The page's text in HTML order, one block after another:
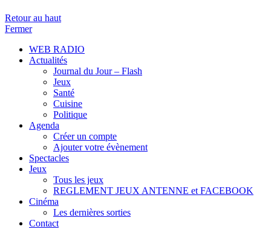
Retour au haut
Fermer
WEB RADIO
Actualités
Journal du Jour – Flash
Jeux
Santé
Cuisine
Politique
Agenda
Créer un compte
Ajouter votre évènement
Spectacles
Jeux
Tous les jeux
REGLEMENT JEUX ANTENNE et FACEBOOK
Cinéma
Les dernières sorties
Contact